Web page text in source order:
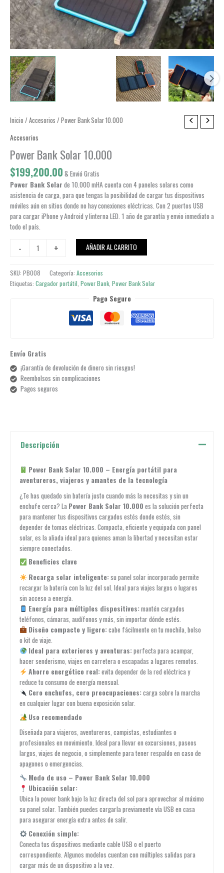
Inicio / Accesorios / Power Bank Solar 10.000
Accesorios
Power Bank Solar 10.000
$199,200.00 & Envió Gratis
Power Bank Solar de 10.000 mHA cuenta con 4 paneles solares como
asistencia de carga, para que tengas la posibilidad de cargar tus dispositivos
móviles aún en sitios donde no hay conexiones eléctricas. Con 2 puertos USB
para cargar iPhone y Android y linterna LED. 1 año de garantía y envio inmediato a
todo el país.
-
10.000
cantidad
+ AÑADIR AL CARRITO
SKU: PB008 Categoría: Accesorios
Etiquetas: Cargador portátil, Power Bank, Power Bank Solar
Pago Seguro
Envío Gratis
¡Garantía de devolución de dinero sin riesgos!
Reembolsos sin complicaciones
Pagos seguros
Descripción
Power Bank Solar 10.000 – Energía portátil para
aventureros, viajeros y amantes de la tecnología
¿Te has quedado sin batería justo cuando más la necesitas y sin un
enchufe cerca? La Power Bank Solar 10.000 es la solución perfecta
para mantener tus dispositivos cargados estés donde estés, sin
depender de tomas eléctricas. Compacta, eficiente y equipada con panel
solar, es la aliada ideal para quienes aman la libertad y necesitan estar
siempre conectados.
Beneficios clave
Recarga solar inteligente:su panel solar incorporado permite
recargar la batería con la luz del sol. Ideal para viajes largos o lugares
sin acceso a energía.
Energía para múltiples dispositivos:mantén cargados
teléfonos, cámaras, audífonos y más, sin importar dónde estés.
Diseño compacto y ligero:cabe fácilmente en tu mochila, bolso
o kit de viaje.
Ideal para exteriores y aventuras:perfecta para acampar,
hacer senderismo, viajes en carretera o escapadas a lugares remotos.
Ahorro energético real:evita depender de la red eléctrica y
reduce tu consumo de energía mensual.
Cero enchufes, cero preocupaciones:carga sobre la marcha
en cualquier lugar con buena exposición solar.
Uso recomendado
Diseñada para viajeros, aventureros, campistas, estudiantes o
profesionales en movimiento. Ideal para llevar en excursiones, paseos
largos, viajes de negocio, o simplemente para tener respaldo en caso de
apagones o emergencias.
Modo de uso – Power Bank Solar 10.000
Ubicación solar:
Ubica la power bank bajo la luz directa del sol para aprovechar al máximo
su panel solar. También puedes cargarla previamente vía USB en casa
para asegurar energía extra antes de salir.
Conexión simple:
Conecta tus dispositivos mediante cable USB o el puerto
correspondiente. Algunos modelos cuentan con múltiples salidas para
cargar más de un dispositivo a la vez.